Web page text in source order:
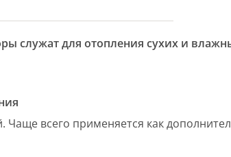
служат для отопления сухих и
Чаще всего применяется как